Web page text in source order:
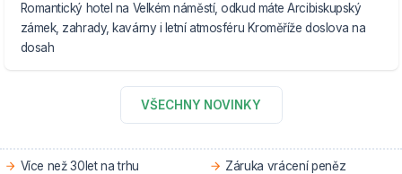
Romantický hotel na Velkém náměstí, odkud máte Arcibiskupský
zámek, zahrady, kavárny i letní atmosféru Kroměříže doslova na
dosah
VŠECHNY NOVINKY
Více než 30let na trhu Záruka vrácení peněz